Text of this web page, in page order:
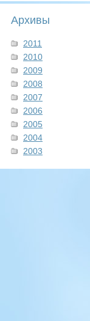
Архивы
2011
2010
2009
2008
2007
2006
2005
2004
2003